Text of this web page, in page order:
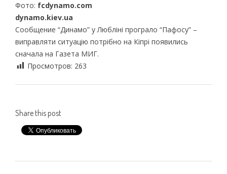
Фото: fcdynamo.com
dynamo.kiev.ua
Сообщение “Динамо” у Любліні програло “Пафосу” –
виправляти ситуацію потрібно на Кіпрі появились
сначала на Газета МИГ.
Просмотров: 263
Share this post